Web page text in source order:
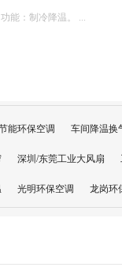
1000 平方米以上，可能
能环保空调 车间降温换
深圳/东莞工业大风扇
光明环保空调 龙岗环